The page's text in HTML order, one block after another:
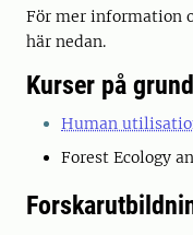
För mer information
här nedan.
Kurser på
Human
Forest Ecology